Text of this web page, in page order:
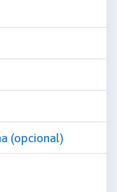
(opcional)